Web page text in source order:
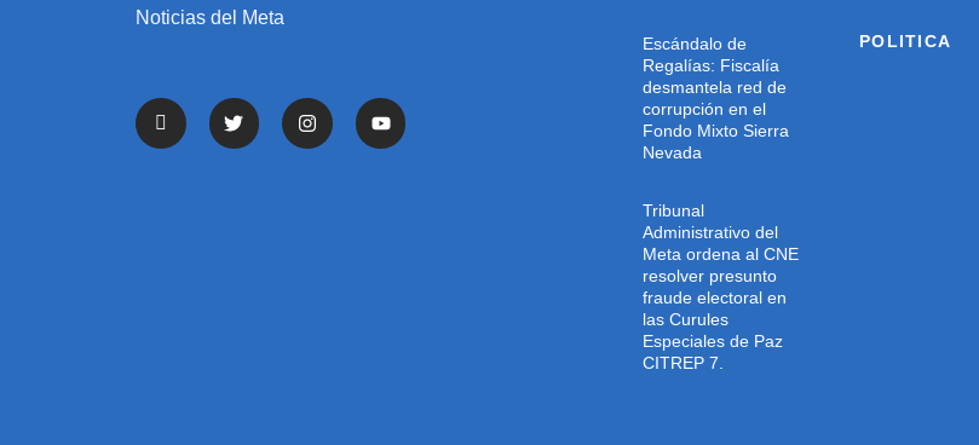
Noticias del Meta
Escándalo de
Regalías: Fiscalía
desmantela red de
corrupción en el
Fondo Mixto Sierra
Nevada
Tribunal
Administrativo del
Meta ordena al CNE
resolver presunto
fraude electoral en
las Curules
Especiales de Paz
CITREP 7.
POLITICA